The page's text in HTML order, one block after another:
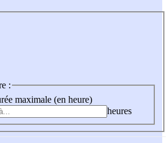
:
maximale (en heure)
heures